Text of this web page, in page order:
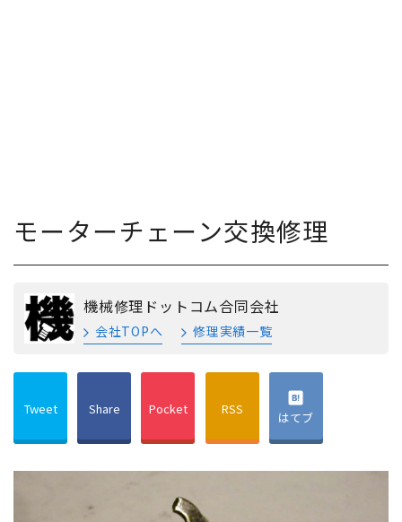
モーターチェーン交換修理
機械修理ドットコム合同会社
会社TOPへ 修理実績一覧
Tweet Share Pocket RSS はてブ